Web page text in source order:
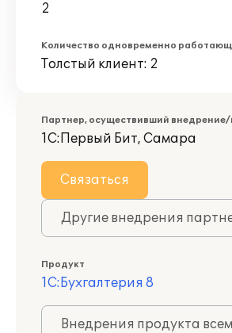
2
Количество одновременно
Толстый клиент: 2
Партнер, осуществивший внедрение/
1С:Первый Бит, Самара
Связаться
Другие внедрения
Продукт
1С:Бухгалтерия 8
Внедрения продукта